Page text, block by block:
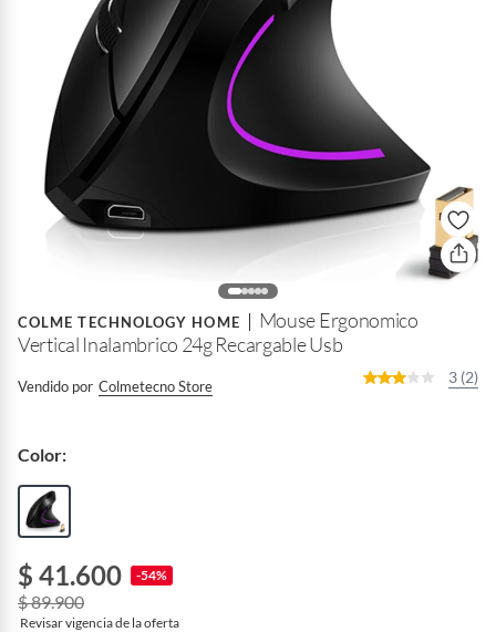
COLME TECHNOLOGY HOME
Mouse Ergonomico
Vertical Inalambrico 24g Recargable Usb
Vendido por Colmetecno Store
3 (2)
Color:
$ 41.600 -54%
$ 89.900
Revisar vigencia de la oferta